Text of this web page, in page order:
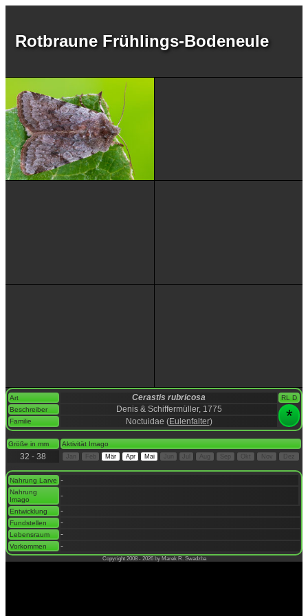
Rotbraune Frühlings-Bodeneule
Art Cerastis rubricosa
RL D
Beschreiber
Denis & Schiffermüller, 1775 *
Familie Noctuidae (Eulenfalter)
Größe in mm Aktivität Imago
32 - 38 Mär Apr Mai Sep Dez
Nahrung Larve -
Nahrung
Imago
-
Entwicklung -
Fundstellen -
Lebensraum -
Vorkommen -
Copyright 2008 - 2026 by Marek R. Swadzba